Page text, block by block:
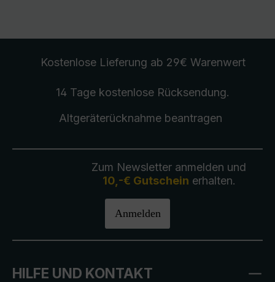
Kostenlose Lieferung ab 29€ Warenwert
14 Tage kostenlose Rücksendung.
Altgeräterücknahmebeantragen
Zum Newsletter anmelden und
10,-€ Gutschein erhalten.
Anmelden
HILFE UND KONTAKT